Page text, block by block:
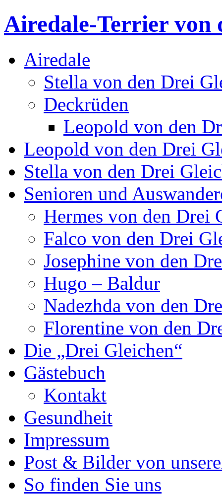
Airedale-Terrier von
Airedale
Stella von den Drei
Deckrüden
Leopold von den
Leopold von den Drei
Stella von den Drei
Senioren und
Hermes von den Drei
Falco von den Drei
Josephine von den
Hugo – Baldur
Nadezhda von den
Florentine von den
Die „Drei Gleichen“
Gästebuch
Kontakt
Gesundheit
Impressum
Post & Bilder von
So finden Sie uns